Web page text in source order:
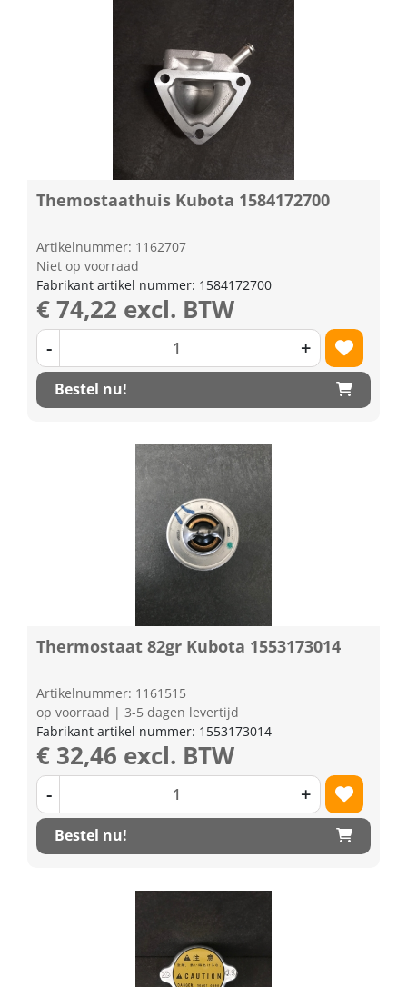
Themostaathuis Kubota 1584172700
Artikelnummer: 1162707
Niet op voorraad
Fabrikant artikel nummer: 1584172700
€ 74,22 excl. BTW
- +
Bestel nu!
Thermostaat 82gr Kubota 1553173014
Artikelnummer: 1161515
op voorraad | 3-5 dagen levertijd
Fabrikant artikel nummer: 1553173014
€ 32,46 excl. BTW
- +
Bestel nu!